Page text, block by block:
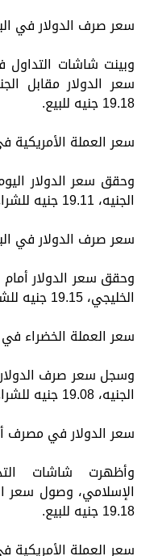
سعر صرف الدولار في
وبينت شاشات التداول
19.18 جنيه للبيع.
سعر العملة الأمريكية
وحقق سعر الدولار
الجنيه، 19.11 جنيه للشراء، و 19.18 جنيه للبيع.
سعر صرف الدولار في
وحقق سعر الدولار
الخليجي، 19.15 جنيه للشراء، و 19.18 جنيه للبيع.
سعر العملة الخضراء في
وسجل سعر صرف الدولار
الجنيه، 19.08 جنيه للشراء، و 19.18 جنيه للبيع.
سعر الدولار في مصرف
وأظهرت شاشات
19.18 جنيه للبيع.
سعر العملة